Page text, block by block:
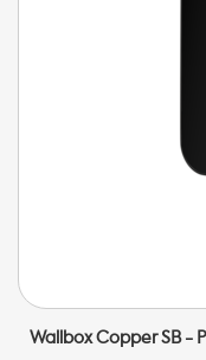
Wallbox Copper SB -